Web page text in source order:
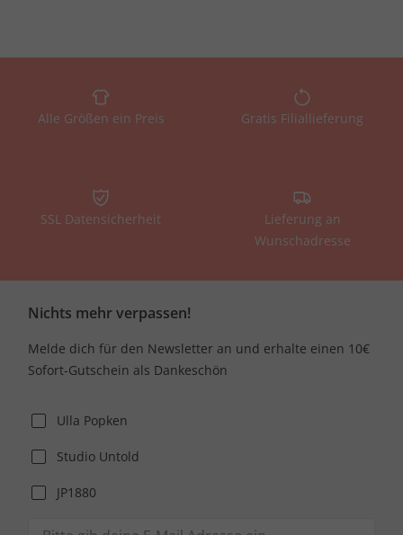
Alle Größen ein Preis Gratis Filiallieferung
SSL Datensicherheit
Lieferung an
Wunschadresse
Nichts mehr verpassen!
Melde dich für den Newsletter an und erhalte einen 10€
Sofort-Gutschein als Dankeschön
Ulla Popken
Studio Untold
JP1880